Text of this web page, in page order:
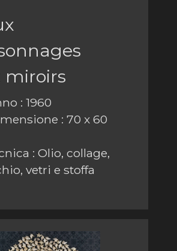
miroirs
: 1960
: 70 x 60
: Olio, collage,
vetri e stoffa